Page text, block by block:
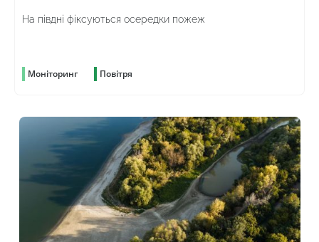
На півдні фіксуються осередки пожеж
Моніторинг Повітря